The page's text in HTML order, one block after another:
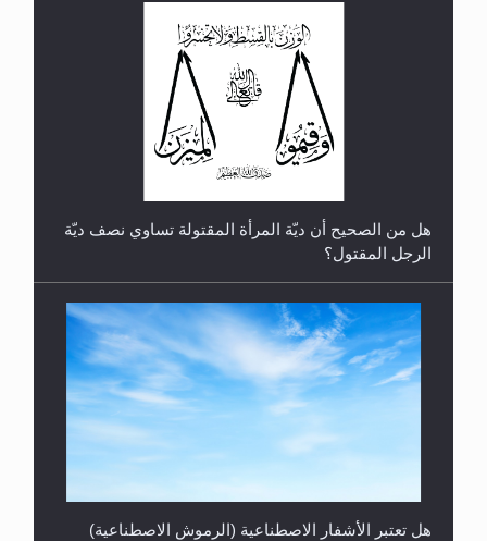
رأيٌ في لغة المسيح الموعود عليه السلام.. 4...
هل من الصحيح أن ديّة المرأة المقتولة تساوي نصف ديّة
الرجل المقتول؟
هل تعتبر الأشفار الاصطناعية (الرموش الاصطناعية)